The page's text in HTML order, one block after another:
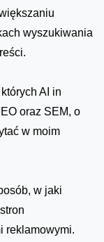
wyszukiwania
AI in
oraz SEM, o
w moim
w jaki
reklamowymi.